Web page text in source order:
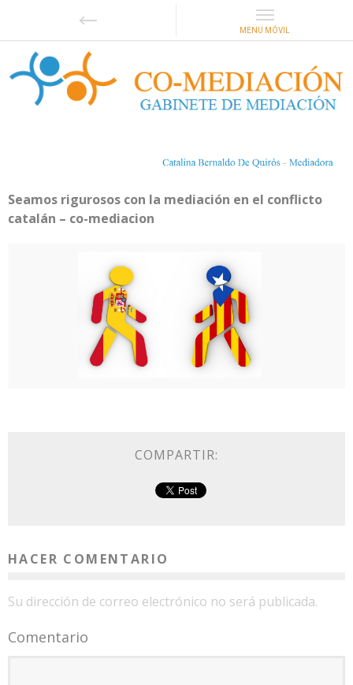
Seamos rigurosos con la mediación en el conflicto
catalán – co-mediacion
COMPARTIR:
HACER COMENTARIO
Su dirección de correo electrónico no será publicada.
Comentario